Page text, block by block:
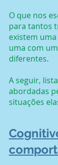
O que nos
para tantos
existem
uma com
diferentes.
A seguir,
abordadas
situações